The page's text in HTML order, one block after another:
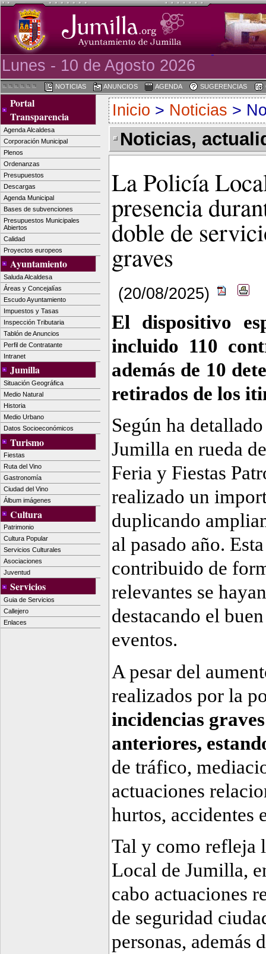
Lunes - 10 de Agosto 2026
NOTICIAS ANUNCIOS AGENDA SUGERENCIAS
Portal
Transparencia
Agenda Alcaldesa
Corporación Municipal
Plenos
Ordenanzas
Presupuestos
Descargas
Agenda Municipal
Bases de subvenciones
Presupuestos Municipales
Abiertos
Calidad
Proyectos europeos
Ayuntamiento
Saluda Alcaldesa
Áreas y Concejalías
Escudo Ayuntamiento
Impuestos y Tasas
Inspección Tributaria
Tablón de Anuncios
Perfil de Contratante
Intranet
Jumilla
Situación Geográfica
Medio Natural
Historia
Medio Urbano
Datos Socioeconómicos
Turismo
Fiestas
Ruta del Vino
Gastronomía
Ciudad del Vino
Álbum imágenes
Cultura
Patrimonio
Cultura Popular
Servicios Culturales
Asociaciones
Juventud
Servicios
Guia de Servicios
Callejero
Enlaces
Inicio > Noticias >
Noticias,
La Policía
presencia
doble de
graves
(20/08/2025)
El dispositivo
incluido 110
además de 10
retirados de los
Según ha
Jumilla en rueda
Feria y Fiestas
realizado un
duplicando
al pasado año.
contribuido de
relevantes se
destacando el
eventos.
A pesar del
realizados por la
incidencias
anteriores,
de tráfico,
actuaciones
hurtos, accidentes
Tal y como refleja
Local de Jumilla,
cabo actuaciones
de seguridad
personas, además